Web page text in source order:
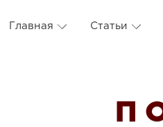
Главная Статьи
П